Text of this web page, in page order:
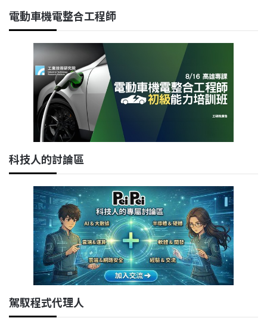
電動車機電整合工程師
科技人的討論區
駕馭程式代理人